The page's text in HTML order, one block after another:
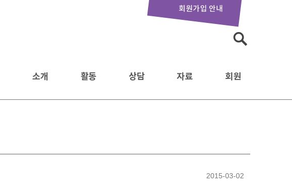
회원가입 안내
소개 활동 상담 자료 회원
2015-03-02